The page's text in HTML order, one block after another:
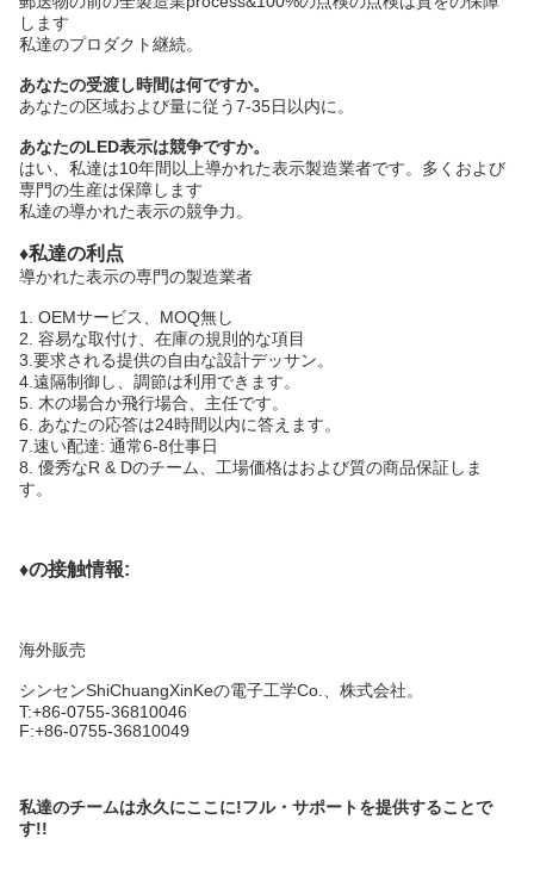
します
私達のプロダクト継続。
あなたの受渡し時間は何ですか。
あなたの区域および量に従う7-35日以内に。
あなたのLED表示は競争ですか。
はい、私達は10年間以上導かれた表示製造業者です。多くおよび
専門の生産は保障します
私達の導かれた表示の競争力。
♦私達の利点
導かれた表示の専門の製造業者
1. OEMサービス、MOQ無し
2. 容易な取付け、在庫の規則的な項目
3.要求される提供の自由な設計デッサン。
4.遠隔制御し、調節は利用できます。
5. 木の場合か飛行場合、主任です。
6. あなたの応答は24時間以内に答えます。
7.速い配達: 通常6-8仕事日
8. 優秀なR & Dのチーム、工場価格はおよび質の商品保証しま
す。
♦の接触情報:
海外販売
シンセンShiChuangXinKeの電子工学Co.、株式会社。
T:+86-0755-36810046
F:+86-0755-36810049
私達のチームは永久にここに!フル・サポートを提供することで
す!!